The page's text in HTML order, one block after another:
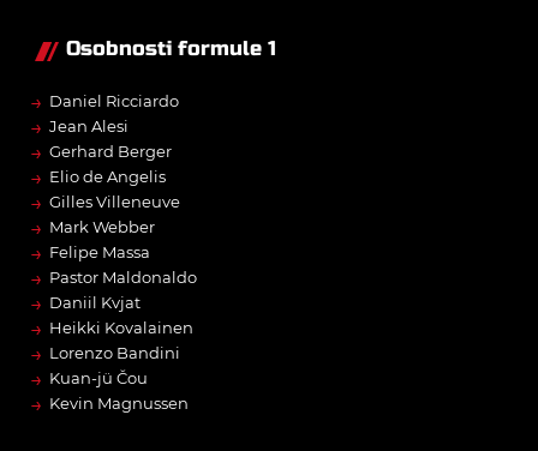
Osobnosti formule 1
→ Daniel Ricciardo
→ Jean Alesi
→ Gerhard Berger
→ Elio de Angelis
→ Gilles Villeneuve
→ Mark Webber
→ Felipe Massa
→ Pastor Maldonaldo
→ Daniil Kvjat
→ Heikki Kovalainen
→ Lorenzo Bandini
→ Kuan-jü Čou
→ Kevin Magnussen